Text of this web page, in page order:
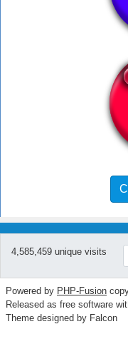
4,585,459 unique visits
Powered by PHP-Fusion
Released as free software
Theme designed by Falcon